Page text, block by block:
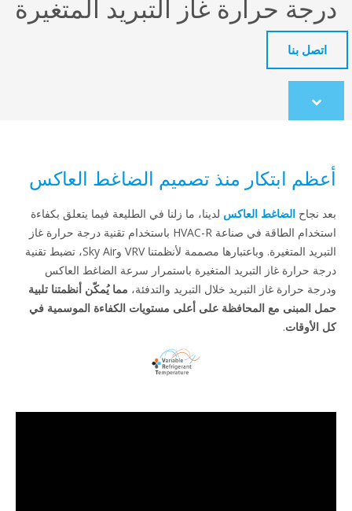
حرارة غاز التبريد المتغيرة
بنا
Scroll
to
ابتكار منذ تصميم الضاغط العاكس
نجاحالضاغط العاكسلدينا، ما زلنا في الطليعة فيما يتعلق بكفاءة
استخدام الطاقة في صناعة HVAC-R باستخدام تقنية درجة حرارة غاز
التبريد المتغيرة. وباعتبارها مصممة لأنظمتنا VRV وSky Air، تضبط تقنية
حرارة غاز التبريد المتغيرة باستمرار سرعة الضاغط العاكس
حرارة غاز التبريد خلال التبريد والتدفئة،مما يُمكّن أنظمتنا تلبية
المبنى مع المحافظة على أعلى مستويات الكفاءة الموسمية في
.